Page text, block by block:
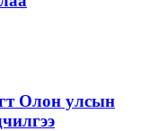
Олон улсын